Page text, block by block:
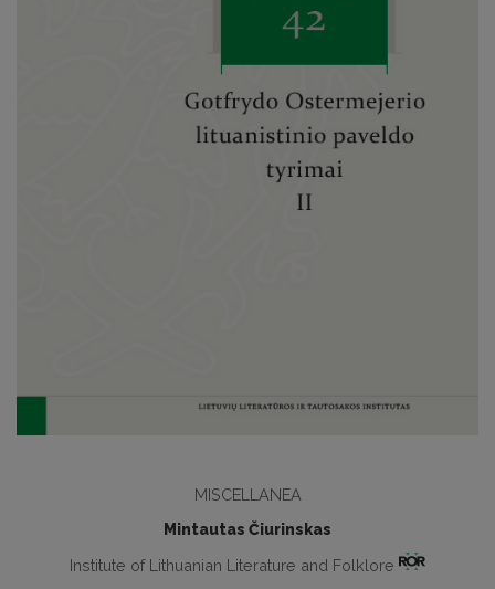
MISCELLANEA
Mintautas Čiurinskas
Institute of Lithuanian Literature and Folklore